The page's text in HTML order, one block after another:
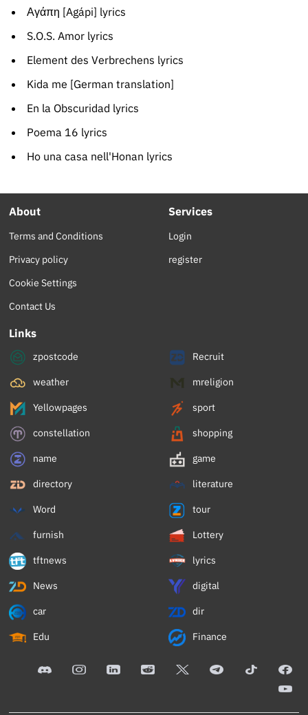
Αγάπη [Agápi] lyrics
S.O.S. Amor lyrics
Element des Verbrechens lyrics
Kida me [German translation]
En la Obscuridad lyrics
Poema 16 lyrics
Ho una casa nell'Honan lyrics
About
Terms and Conditions
Privacy policy
Cookie Settings
Contact Us
Services
Login
register
Links
zpostcode Recruit
weather mreligion
Yellowpages sport
constellation shopping
name game
directory literature
Word tour
furnish Lottery
tftnews lyrics
News digital
car dir
Edu Finance